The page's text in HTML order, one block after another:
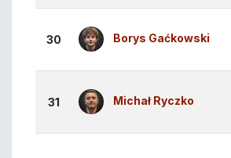
30 Borys Gaćkowski
31 Michał Ryczko